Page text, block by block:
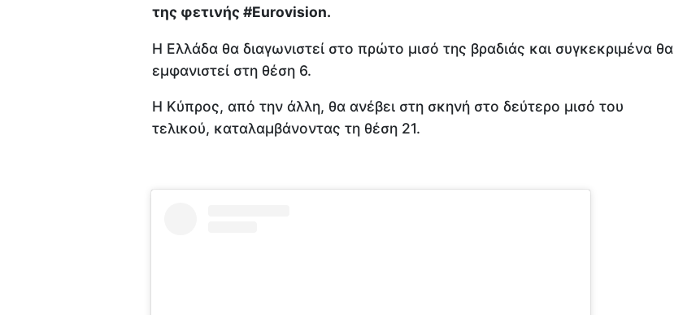
της φετινής #Eurovision.
Η Ελλάδα θα διαγωνιστεί στο πρώτο μισό της βραδιάς και συγκεκριμένα θα
εμφανιστεί στη θέση 6.
Η Κύπρος, από την άλλη, θα ανέβει στη σκηνή στο δεύτερο μισό του
τελικού, καταλαμβάνοντας τη θέση 21.